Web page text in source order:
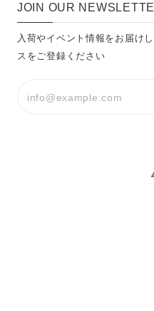
JOIN OUR
入荷やイベント情報をお届け
スをご登録ください